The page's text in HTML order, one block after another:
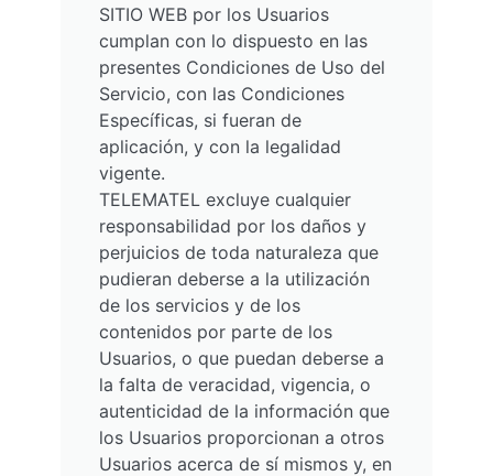
SITIO WEB por los Usuarios
cumplan con lo dispuesto en las
presentes Condiciones de Uso del
Servicio, con las Condiciones
Específicas, si fueran de
aplicación, y con la legalidad
vigente.
TELEMATEL excluye cualquier
responsabilidad por los daños y
perjuicios de toda naturaleza que
pudieran deberse a la utilización
de los servicios y de los
contenidos por parte de los
Usuarios, o que puedan deberse a
la falta de veracidad, vigencia, o
autenticidad de la información que
los Usuarios proporcionan a otros
Usuarios acerca de sí mismos y, en